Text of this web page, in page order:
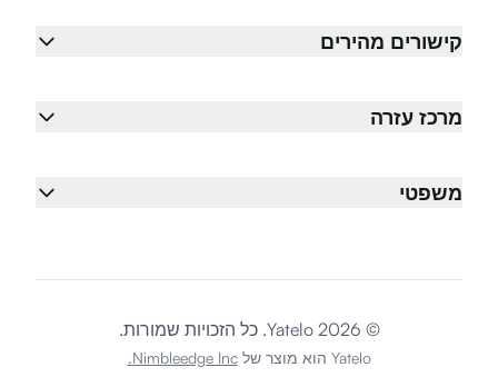
קישורים מהירים
מרכז עזרה
משפטי
© 2026 Yatelo. כל הזכויות שמורות.
Yatelo הוא מוצר של Nimbleedge Inc.